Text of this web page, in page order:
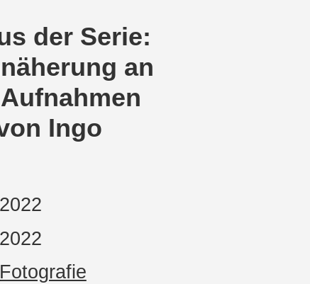
der Serie:
an
Ingo
2022
2022
Fotografie